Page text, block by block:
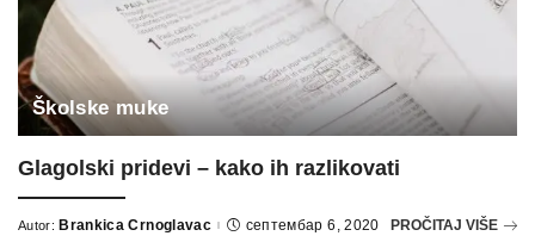
Školske muke
Glagolski pridevi – kako ih razlikovati
Posted
Autor: Brankica Crnoglavac септембар 6, 2020 PROČITAJ VIŠE